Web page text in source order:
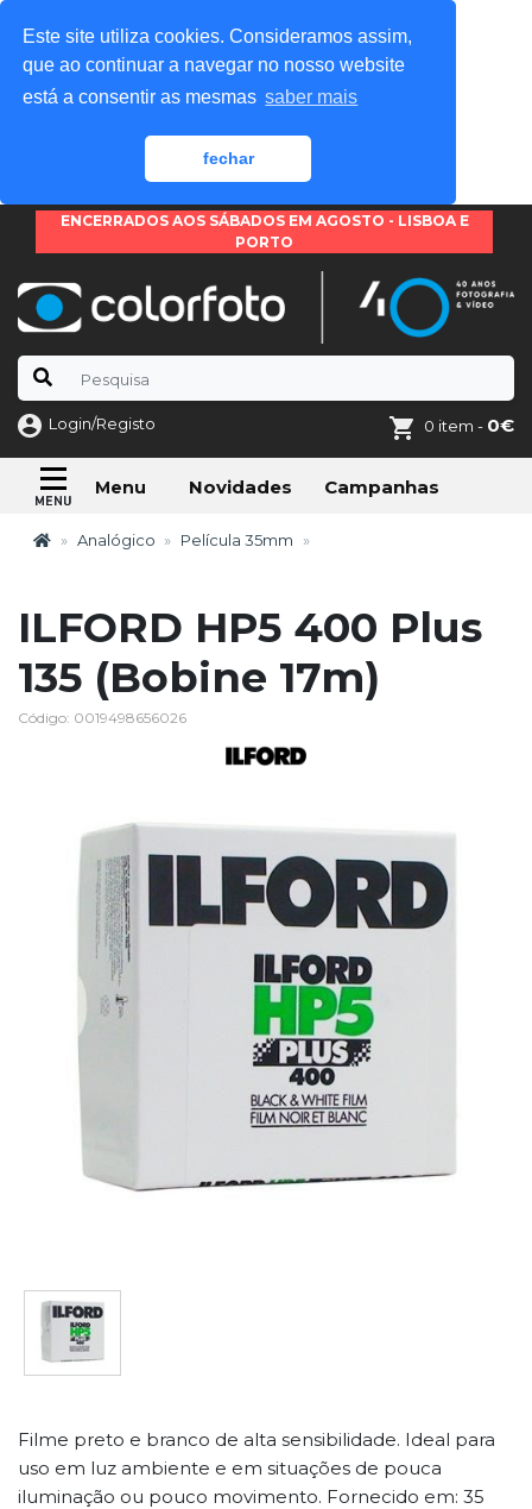
Este site utiliza cookies. Consideramos assim,
que ao continuar a navegar no nosso website
está a consentir as mesmas saber mais
fechar
ENCERRADOS AOS SÁBADOS EM AGOSTO - LISBOA E
PORTO
Login/Registo 0 item - 0€
Menu Novidades Campanhas
Analógico Película 35mm
ILFORD HP5 400 Plus
135 (Bobine 17m)
Código: 0019498656026
Filme preto e branco de alta sensibilidade. Ideal para
uso em luz ambiente e em situações de pouca
iluminação ou pouco movimento. Fornecido em: 35